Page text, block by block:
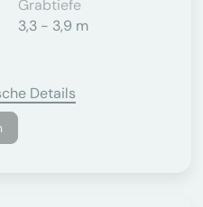
Grabtiefe
3,3 - 3,9 m
Details